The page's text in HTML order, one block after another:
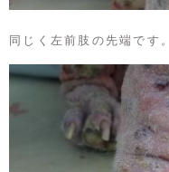
同じく左前肢の先端です。